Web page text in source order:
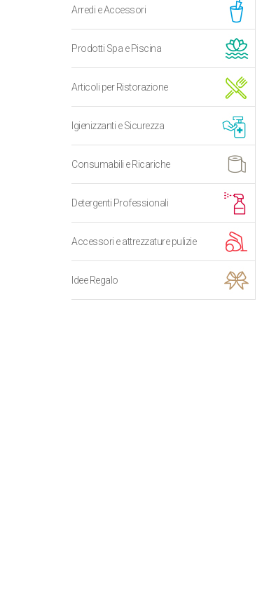
Arredi e Accessori
Prodotti Spa e Piscina
Articoli per Ristorazione
Igienizzanti e Sicurezza
Consumabili e Ricariche
Detergenti Professionali
Accessori e attrezzature pulizie
Idee Regalo